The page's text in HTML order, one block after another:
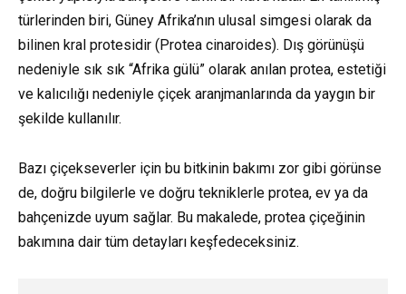
türlerinden biri, Güney Afrika’nın ulusal simgesi olarak da
bilinen kral protesidir (Protea cinaroides). Dış görünüşü
nedeniyle sık sık “Afrika gülü” olarak anılan protea, estetiği
ve kalıcılığı nedeniyle çiçek aranjmanlarında da yaygın bir
şekilde kullanılır.
Bazı çiçekseverler için bu bitkinin bakımı zor gibi görünse
de, doğru bilgilerle ve doğru tekniklerle protea, ev ya da
bahçenizde uyum sağlar. Bu makalede, protea çiçeğinin
bakımına dair tüm detayları keşfedeceksiniz.